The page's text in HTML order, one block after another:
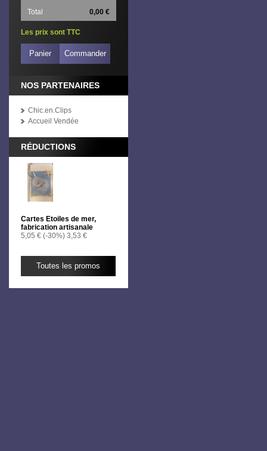
Total
0,00 €
Les prix sont TTC
Panier Commander
NOS PARTENAIRES
Chic.en.Clips
Accueil Vendée
RÉDUCTIONS
Cartes Etoiles de mer,
fabrication artisanale
5,05 € (-30%) 3,53 €
Toutes les promos